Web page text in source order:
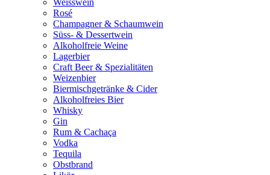
Weisswein
Rosé
Champagner & Schaumwein
Süss- & Dessertwein
Alkoholfreie Weine
Lagerbier
Craft Beer & Spezialitäten
Weizenbier
Biermischgetränke & Cider
Alkoholfreies Bier
Whisky
Gin
Rum & Cachaça
Vodka
Tequila
Obstbrand